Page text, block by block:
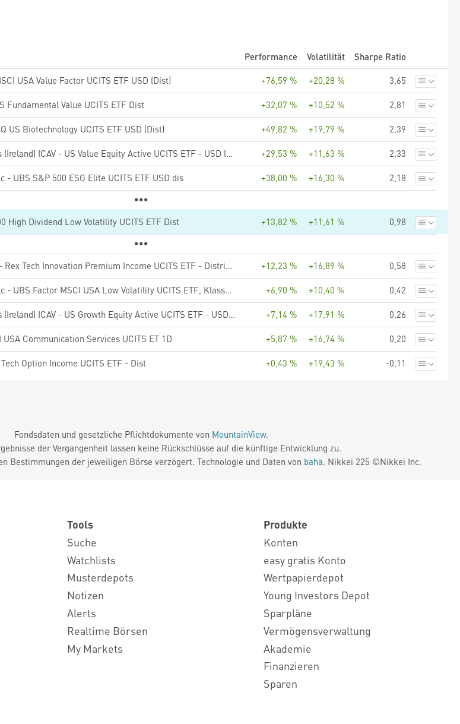
Performance Volatilität
Sharpe Ratio
USA Value Factor UCITS ETF USD (Dist) +76,59 % +20,28 % 3,65
Fundamental Value UCITS ETF Dist +32,07 % +10,52 % 2,81
US Biotechnology UCITS ETF USD (Dist) +49,82 % +19,79 % 2,39
JPMorgan ETFs (Ireland) ICAV - US Value Equity Active UCITS ETF - USD (dist) +29,53 % +11,63 % 2,33
- UBS S&P 500 ESG Elite UCITS ETF USD dis +38,00 % +16,30 % 2,18
High Dividend Low Volatility UCITS ETF Dist +13,82 % +11,61 % 0,98
HANetf II ICAV - Rex Tech Innovation Premium Income UCITS ETF - Distributing +12,23 % +16,89 % 0,58
UBS (Irl) ETF plc - UBS Factor MSCI USA Low Volatility UCITS ETF, Klasse USD dis +6,90 % +10,40 % 0,42
JPMorgan ETFs (Ireland) ICAV - US Growth Equity Active UCITS ETF - USD (dist) +7,14 % +17,91 % 0,26
Communication Services UCITS ET 1D +5,87 % +16,74 % 0,20
Option Income UCITS ETF - Dist +0,43 % +19,43 % -0,11
Fondsdaten und gesetzliche Pflichtdokumente von MountainView.
der Vergangenheit lassen keine Rückschlüsse auf die künftige Entwicklung zu.
Bestimmungen der jeweiligen Börse verzögert. Technologie und Daten von baha. Nikkei 225 ©Nikkei Inc.
Tools
Suche
Watchlists
Musterdepots
Notizen
Alerts
Realtime Börsen
My Markets
Produkte
Konten
easy gratis Konto
Wertpapierdepot
Young Investors Depot
Sparpläne
Vermögensverwaltung
Akademie
Finanzieren
Sparen